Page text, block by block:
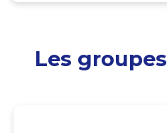
Les groupes